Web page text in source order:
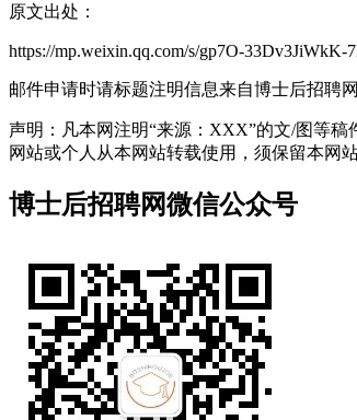
原文出处：
https://mp.weixin.qq.com/s/gp7O-33Dv3JiWkK-
邮件申请时请标题注明信息来自博士后招聘
声明：凡本网注明“来源：XXX”的文/图等
网站或个人从本网站转载使用，须保留本网
博士后招聘网微信公众号